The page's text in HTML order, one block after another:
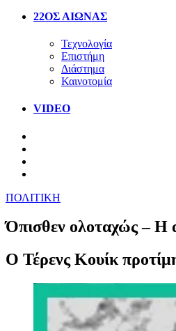
22ΟΣ ΑΙΩΝΑΣ
Τεχνολογία
Επιστήμη
Διάστημα
Καινοτομία
VIDEO
ΠΟΛΙΤΙΚΗ
Όπισθεν ολοταχώς – Η
Ο Τέρενς Κουίκ